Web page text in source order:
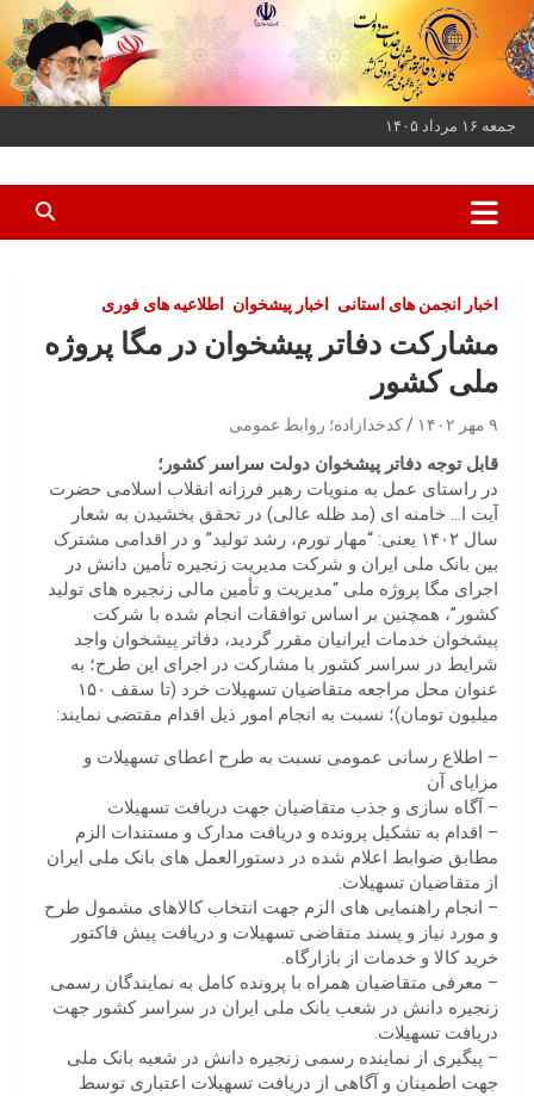
به
محتوا
بروید
جمعه ۱۶ مرداد ۱۴۰۵
کانون دفاتر پیشخوان
اخبار انجمن های استانی اخبار پیشخوان اطلاعیه های فوری
مشارکت دفاتر پیشخوان در مگا پروژه
ملی کشور
۹ مهر ۱۴۰۲ کدخدازاده؛ روابط عمومی
قابل توجه دفاتر پیشخوان دولت سراسر کشور؛
در راستای عمل به منویات رهبر فرزانه انقلاب اسلامی حضرت
آیت ا… خامنه ای (مد ظله عالی) در تحقق بخشیدن به شعار
سال ۱۴۰۲ یعنی: “مهار تورم، رشد تولید” و در اقدامی مشترک
بین بانک ملی ایران و شرکت مدیریت زنجیره تأمین دانش در
اجرای مگا پروژه ملی “مدیریت و تأمین مالی زنجیره های تولید
کشور”، همچنین بر اساس توافقات انجام شده با شرکت
پیشخوان خدمات ایرانیان مقرر گردید، دفاتر پیشخوان واجد
شرایط در سراسر کشور با مشارکت در اجرای این طرح؛ به
عنوان محل مراجعه متقاضیان تسهیلات خرد (تا سقف ۱۵۰
میلیون تومان)؛ نسبت به انجام امور ذیل اقدام مقتضی نمایند:
– اطلاع رسانی عمومی نسبت به طرح اعطای تسهیلات و
مزایای آن
– آگاه سازی و جذب متقاضیان جهت دریافت تسهیلات
– اقدام به تشکیل پرونده و دریافت مدارک و مستندات الزم
مطابق ضوابط اعلام شده در دستورالعمل های بانک ملی ایران
از متقاضیان تسهیلات.
– انجام راهنمایی های الزم جهت انتخاب کالاهای مشمول طرح
و مورد نیاز و پسند متقاضی تسهیلات و دریافت پیش فاکتور
خرید کالا و خدمات از بازارگاه.
– معرفی متقاضیان همراه با پرونده کامل به نمایندگان رسمی
زنجیره دانش در شعب بانک ملی ایران در سراسر کشور جهت
دریافت تسهیلات.
– پیگیری از نماینده رسمی زنجیره دانش در شعبه بانک ملی
جهت اطمینان و آگاهی از دریافت تسهیلات اعتباری توسط